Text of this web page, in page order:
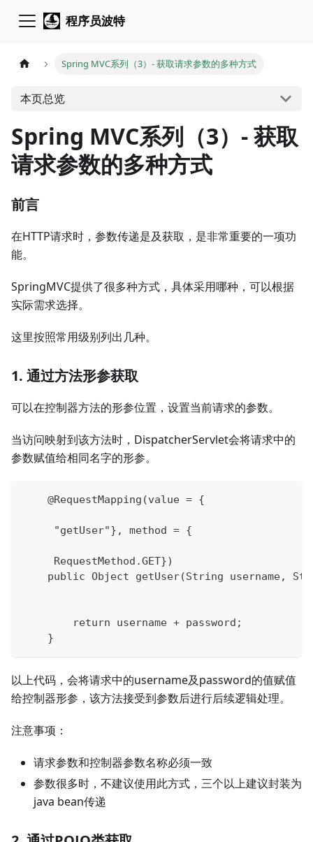
程序员波特
Spring MVC系列（3）- 获取请求参数的多种方式
本页总览
Spring MVC系列（3）- 获取
请求参数的多种方式
前言
在HTTP请求时，参数传递是及获取，是非常重要的一项功
能。
SpringMVC提供了很多种方式，具体采用哪种，可以根据
实际需求选择。
这里按照常用级别列出几种。
1. 通过方法形参获取
可以在控制器方法的形参位置，设置当前请求的参数。
当访问映射到该方法时，DispatcherServlet会将请求中的
参数赋值给相同名字的形参。
    @RequestMapping(value = {
     "getUser"}, method = {
     RequestMethod.GET})
public Object getUser(String username,
        return username + password;
    }
以上代码，会将请求中的username及password的值赋值
给控制器形参，该方法接受到参数后进行后续逻辑处理。
注意事项：
请求参数和控制器参数名称必须一致
参数很多时，不建议使用此方式，三个以上建议封装为
java bean传递